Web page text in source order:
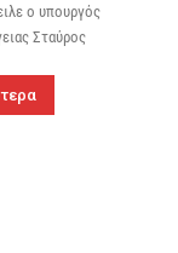
ο υπουργός
Σταύρος